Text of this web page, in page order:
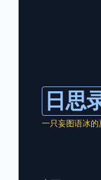
日思
一只妄图语冰的